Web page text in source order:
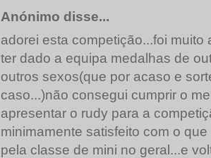
Anónimo disse...
adorei esta competição...foi muito
ter dado a equipa medalhas de
outros sexos(que por acaso e
caso...)não consegui cumprir o
apresentar o rudy para a
minimamente satisfeito com o
pela classe de mini no geral...e